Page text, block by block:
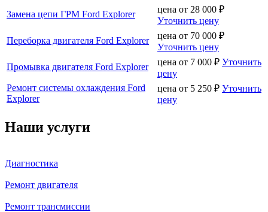
Замена цепи ГРМ Ford Explorer
цена от 28 000 ₽
Уточнить цену
Переборка двигателя Ford Explorer
цена от 70 000 ₽
Уточнить цену
Промывка двигателя Ford Explorer
цена от 7 000 ₽ Уточнить
цену
Ремонт системы охлаждения Ford
Explorer
цена от 5 250 ₽ Уточнить
цену
Наши услуги
Диагностика
Ремонт двигателя
Ремонт трансмиссии